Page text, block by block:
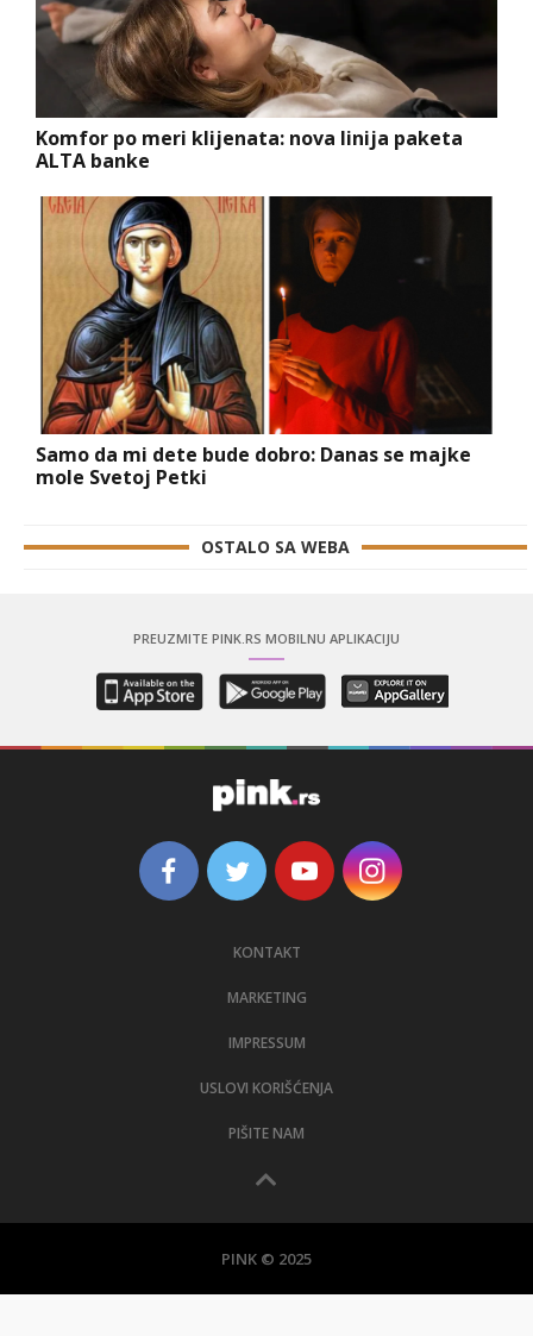
Komfor po meri klijenata: nova linija paketa
ALTA banke
Samo da mi dete bude dobro: Danas se majke
mole Svetoj Petki
OSTALO SA WEBA
PREUZMITE PINK.RS MOBILNU APLIKACIJU
KONTAKT
MARKETING
IMPRESSUM
USLOVI KORIŠĆENJA
PIŠITE NAM
PINK © 2025